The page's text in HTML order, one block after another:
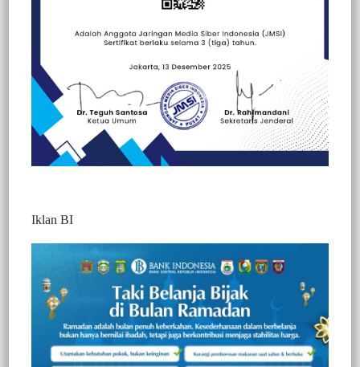
BERITA VIDEO : TERPURUK AKIBAT
PENYEBARAN COVID-19, PENGUSAHA
RUMAHAN DI POLMAN KINI
KEMBALI BANGKIT
Redaksi Jurnaltivi
0 Min Baca
Jumat, 4 Juni 2021
327
Iklan BI